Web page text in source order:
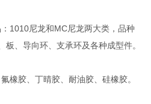
1010尼龙和MC尼龙两大类，品种
、导向环、支承环及各种成型件。
胶、丁晴胶、耐油胶、硅橡胶。